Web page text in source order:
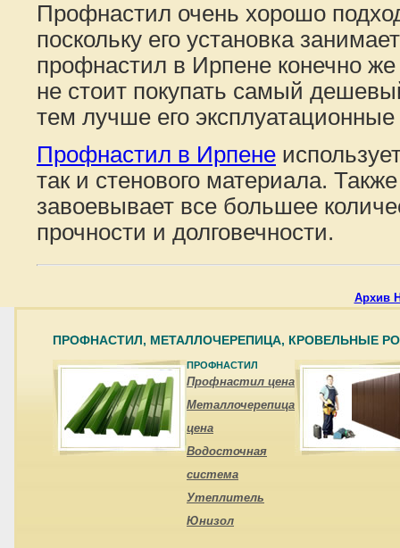
Профнастил очень хорошо
поскольку его установка
профнастил в Ирпене конечно
не стоит покупать самый
тем лучше его
Профнастил в Ирпене
так и стенового материала.
завоевывает все большее
прочности и долговечности.
Архив
ПРОФНАСТИЛ, МЕТАЛЛОЧЕРЕПИЦА, КРОВЕЛЬНЫЕ
ПРОФНАСТИЛ
Профнастил цена
Металлочерепица
цена
Водосточная
система
Утеплитель
Юнизол